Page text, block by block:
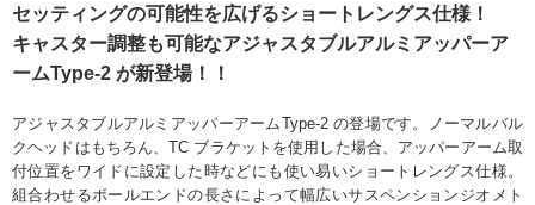
セッティングの可能性を広げるショートレングス仕様！
キャスター調整も可能なアジャスタブルアルミアッパーア
ームType-2 が新登場！！
アジャスタブルアルミアッパーアームType-2 の登場です。ノーマルバル
クヘッドはもちろん、TC ブラケットを使用した場合、アッパーアーム取
付位置をワイドに設定した時などにも使い易いショートレングス仕様。
組合わせるボールエンドの長さによって幅広いサスペンションジオメト